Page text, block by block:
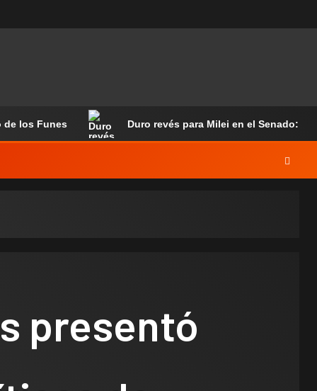
de los Funes Duro revés para Milei en el Senado:
presentó